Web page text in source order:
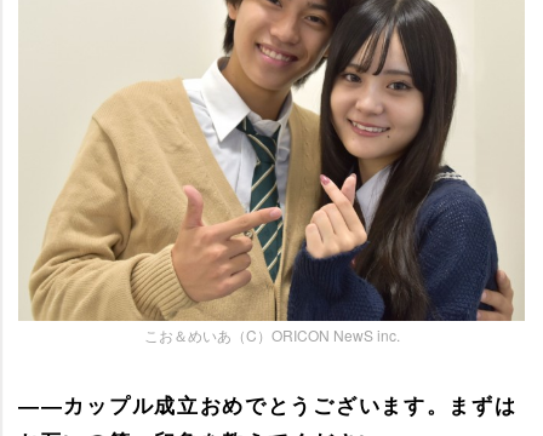
こお＆めいあ（C）ORICON NewS inc.
――カップル成立おめでとうございます。まずは